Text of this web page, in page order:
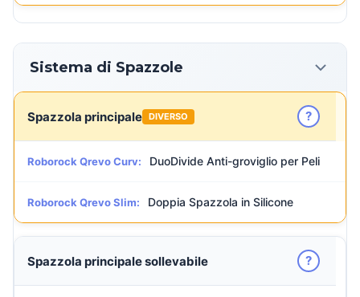
Sistema di Spazzole
Spazzola principale DIVERSO ?
Roborock Qrevo Curv: DuoDivide Anti-groviglio per Peli
Roborock Qrevo Slim: Doppia Spazzola in Silicone
Spazzola principale sollevabile ?